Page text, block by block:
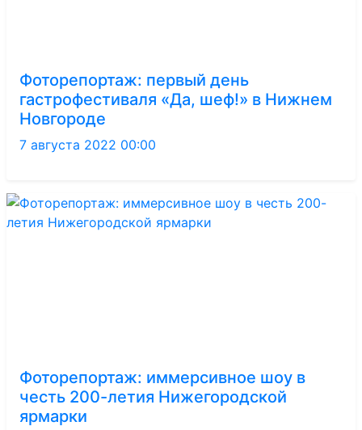
Фоторепортаж: первый день
гастрофестиваля «Да, шеф!» в Нижнем
Новгороде
7 августа 2022 00:00
Фоторепортаж: иммерсивное шоу в
честь 200-летия Нижегородской
ярмарки